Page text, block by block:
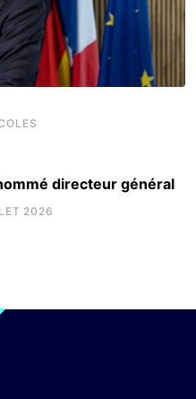
directeur général
2026